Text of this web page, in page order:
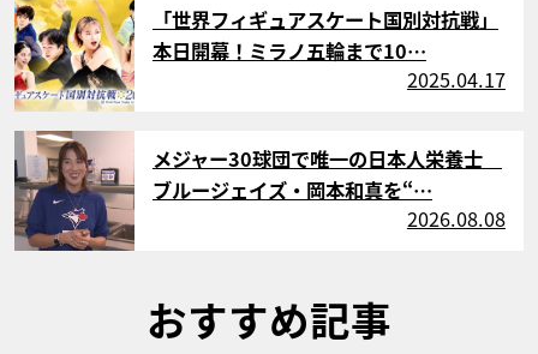
「世界フィギュアスケート国別対抗戦」
本日開幕！ミラノ五輪まで10…
2025.04.17
サムネイル
メジャー30球団で唯一の日本人栄養士
ブルージェイズ・岡本和真を“…
2026.08.08
おすすめ記事